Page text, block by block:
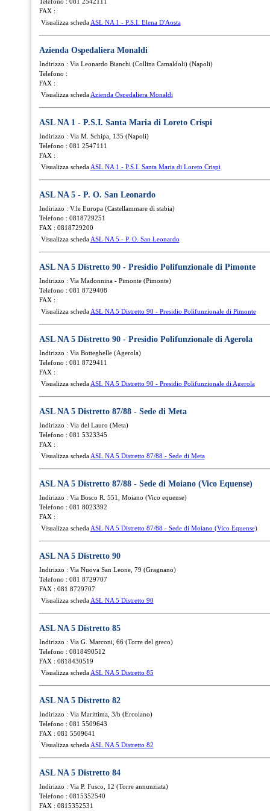
FAX :
Visualizza scheda ASL NA 1 - P.S.I. Elena D'Aosta
Azienda Ospedaliera Monaldi
Indirizzo : Via Leonardo Bianchi (Collina Camaldoli) (Napoli)
Telefono :
FAX :
Visualizza scheda Azienda Ospedaliera Monaldi
ASL NA 1 - P.S.I. Santa Maria di Loreto Crispi
Indirizzo : Via M. Schipa, 135 (Napoli)
Telefono : 081 2547111
FAX :
Visualizza scheda ASL NA 1 - P.S.I. Santa Maria di Loreto Crispi
ASL NA 5 - P. O. San Leonardo
Indirizzo : V.le Europa (Castellammare di stabia)
Telefono : 0818729251
FAX : 0818729200
Visualizza scheda ASL NA 5 - P. O. San Leonardo
ASL NA 5 Distretto 90 - Presidio Polifunzionale di Pimonte
Indirizzo : Via Madonnina - Pimonte (Pimonte)
Telefono : 081 8729408
FAX :
Visualizza scheda ASL NA 5 Distretto 90 - Presidio Polifunzionale di Pimonte
ASL NA 5 Distretto 90 - Presidio Polifunzionale di Agerola
Indirizzo : Via Botteghelle (Agerola)
Telefono : 081 8729411
FAX :
Visualizza scheda ASL NA 5 Distretto 90 - Presidio Polifunzionale di Agerola
ASL NA 5 Distretto 87/88 - Sede di Meta
Indirizzo : Via del Lauro (Meta)
Telefono : 081 5323345
FAX :
Visualizza scheda ASL NA 5 Distretto 87/88 - Sede di Meta
ASL NA 5 Distretto 87/88 - Sede di Moiano (Vico Equense)
Indirizzo : Via Bosco R. 551, Moiano (Vico equense)
Telefono : 081 8023392
FAX :
Visualizza scheda ASL NA 5 Distretto 87/88 - Sede di Moiano (Vico Equense)
ASL NA 5 Distretto 90
Indirizzo : Via Nuova San Leone, 79 (Gragnano)
Telefono : 081 8729707
FAX : 081 8729707
Visualizza scheda ASL NA 5 Distretto 90
ASL NA 5 Distretto 85
Indirizzo : Via G. Marconi, 66 (Torre del greco)
Telefono : 0818490512
FAX : 0818430519
Visualizza scheda ASL NA 5 Distretto 85
ASL NA 5 Distretto 82
Indirizzo : Via Marittima, 3/b (Ercolano)
Telefono : 081 5509643
FAX : 081 5509641
Visualizza scheda ASL NA 5 Distretto 82
ASL NA 5 Distretto 84
Indirizzo : Via P. Fusco, 12 (Torre annunziata)
Telefono : 0815352540
FAX : 0815352531